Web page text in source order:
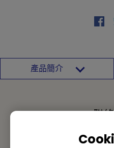
產品簡介
聯
報價採購 · 技